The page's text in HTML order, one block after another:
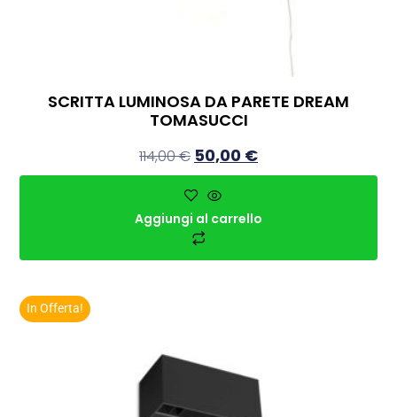
SCRITTA LUMINOSA DA PARETE DREAM
TOMASUCCI
114,00€ 50,00 €
Aggiungi al carrello
In Offerta!